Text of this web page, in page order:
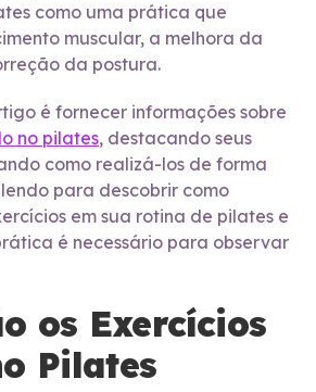
como uma prática que
muscular, a melhora da
da postura.
é fornecer informações sobre
no pilates, destacando seus
como realizá-los de forma
para descobrir como
em sua rotina de pilates e
é necessário para observar
os Exercícios
Pilates